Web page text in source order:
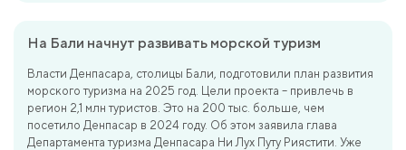
На Бали начнут развивать морской туризм
Власти Денпасара, столицы Бали, подготовили план развития
морского туризма на 2025 год. Цели проекта – привлечь в
регион 2,1 млн туристов. Это на 200 тыс. больше, чем
посетило Денпасар в 2024 году. Об этом заявила глава
Департамента туризма Денпасара Ни Лух Путу Риястити. Уже